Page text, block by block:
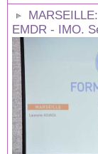
EMDR - IMO.